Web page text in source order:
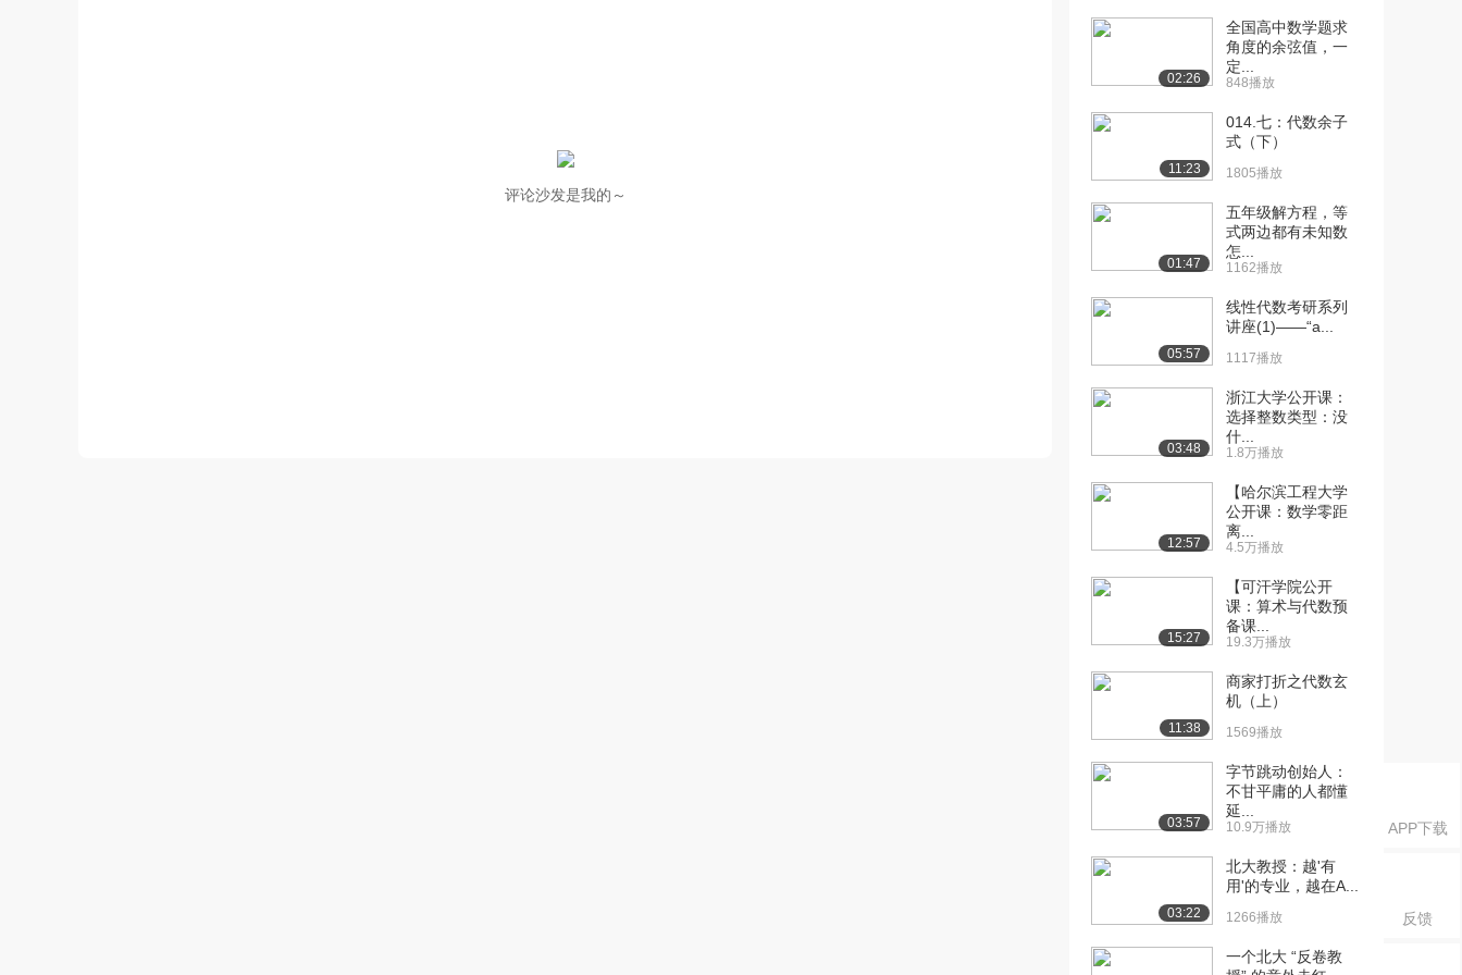
APP下载
反馈
评论沙发是我的～
[10] 北京大学公开课：量
09:45
[11] 北京大学公开课：问
04:52
[12] 北京大学公开课：冯·
08:28
[13] 北京大学公开课：存
储器的原理与类型
08:21
[14] 北京大学公开课：存
储器的种类与特点
CPU指令的执行
[16] 北京大学公开课：程
序的执行
[17] 北京大学公开课：说
在前面的话
2.4万播放
[18] 北京大学公开课：程
4.7万播放
[19] 北京大学公开课：如
3.0万播放
[20] 北京大学公开课：如
果你来设计一门编...
3.1万播放
02:26
全国高中数学题求
角度的余弦值，一
定...
848播放
11:23
014.七：代数余子
式（下）
1805播放
01:47
五年级解方程，等
式两边都有未知数
怎...
1162播放
05:57
线性代数考研系列
讲座(1)——“a...
1117播放
03:48
浙江大学公开课：
选择整数类型：没
什...
1.8万播放
12:57
【哈尔滨工程大学
公开课：数学零距
离...
4.5万播放
15:27
【可汗学院公开
课：算术与代数预
备课...
19.3万播放
11:38
商家打折之代数玄
机（上）
1569播放
03:57
字节跳动创始人：
不甘平庸的人都懂
延...
10.9万播放
03:22
北大教授：越'有
用'的专业，越在A...
1266播放
一个北大 “反卷教